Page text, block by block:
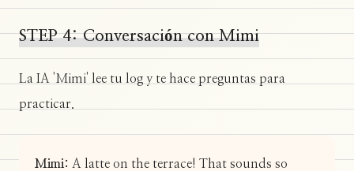
STEP 4: Conversación con Mimi
La IA 'Mimi' lee tu log y te hace preguntas para
practicar.
Mimi: A latte on the terrace! That sounds so